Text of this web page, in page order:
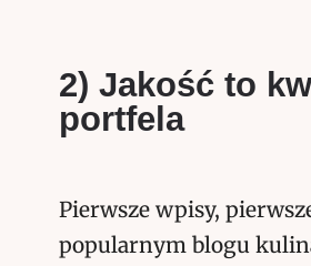
2) Jakość to
portfela
Pierwsze wpisy,
popularnym blogu